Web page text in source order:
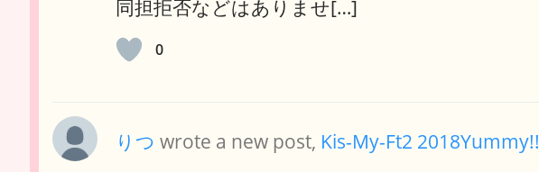
同担拒否などはありませ[…]
0
りつ wrote a new post, Kis-My-Ft2 2018Yummy!!